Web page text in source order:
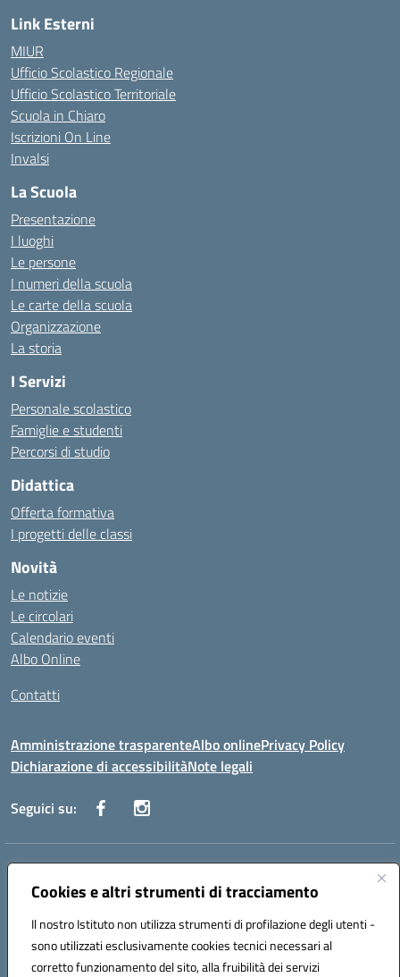
Cookies e altri strumenti di tracciamento
Il nostro Istituto non utilizza strumenti di profilazione degli utenti -
sono utilizzati esclusivamente cookies tecnici necessari al
corretto funzionamento del sito, alla fruibilità dei servizi
Link Esterni
MIUR
Ufficio Scolastico Regionale
Ufficio Scolastico Territoriale
Scuola in Chiaro
Iscrizioni On Line
Invalsi
La Scuola
Presentazione
I luoghi
Le persone
I numeri della scuola
Le carte della scuola
Organizzazione
La storia
I Servizi
Personale scolastico
Famiglie e studenti
Percorsi di studio
Didattica
Offerta formativa
I progetti delle classi
Novità
Le notizie
Le circolari
Calendario eventi
Albo Online
Contatti
Amministrazione trasparenteAlbo onlinePrivacy Policy
Dichiarazione di accessibilitàNote legali
Seguici su:
Indirizzo:
Centralino:0881636571 Email:fgps040004@istruzione.it
Codice fiscale: 80031370713
Codice meccanografico:
FGPS040004